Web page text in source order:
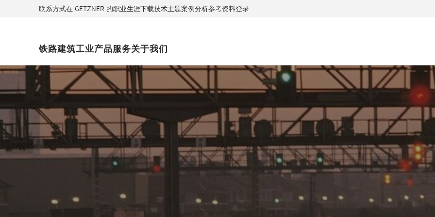
联系方式在 GETZNER 的职业生涯下载技术主题案例分析参考资料登录
铁路建筑工业产品服务关于我们